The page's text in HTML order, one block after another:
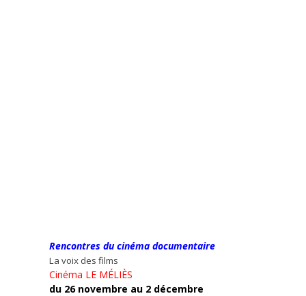
Rencontres du cinéma documentaire
La voix des films
Cinéma LE MÉLIÈS
du 26 novembre au 2 décembre